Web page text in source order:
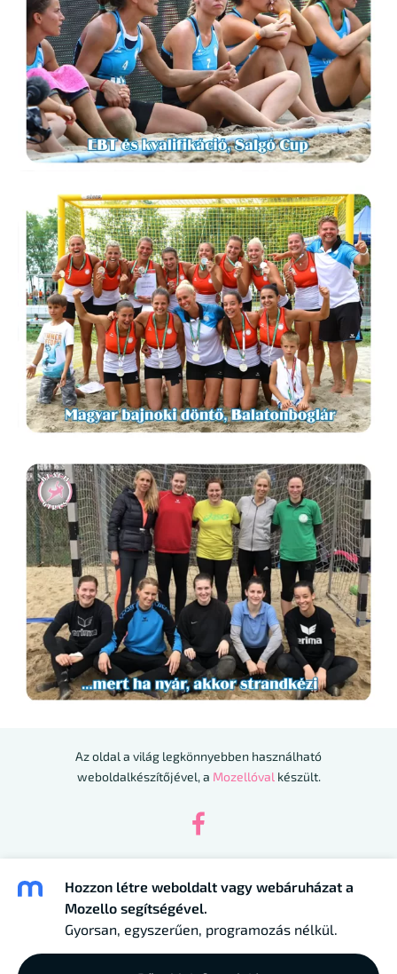
Az oldal a világ legkönnyebben használható
weboldalkészítőjével, a Mozellóval készült.
Hozzon létre weboldalt vagy webáruházat a
Mozello segítségével.
Gyorsan, egyszerűen, programozás nélkül.